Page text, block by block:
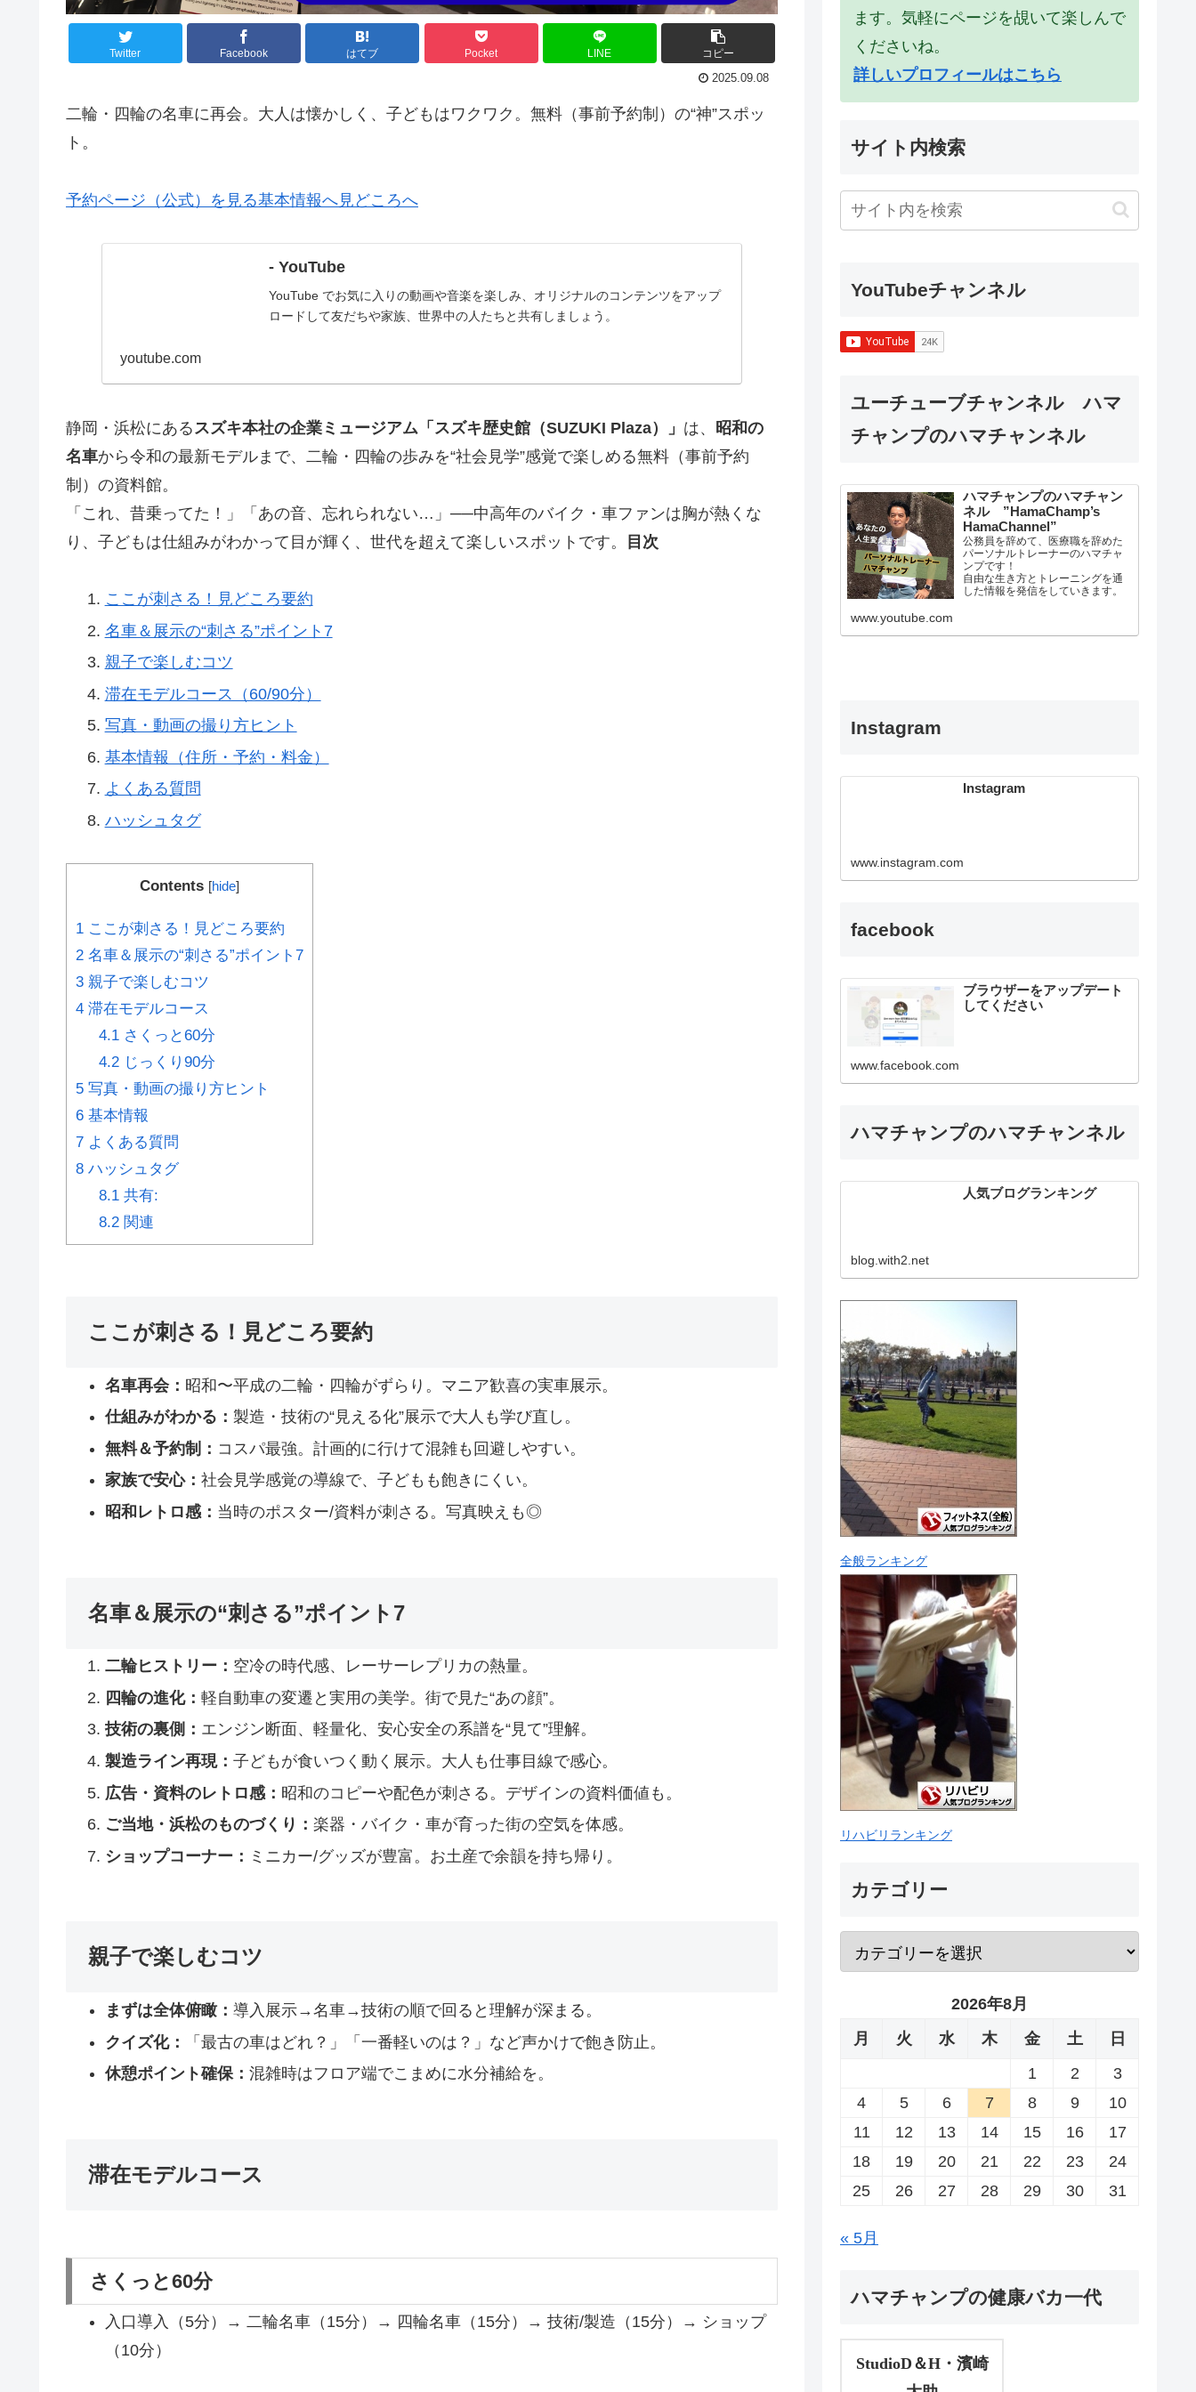
Twitter Facebook はてブ Pocket LINE コピー
2025.09.08
二輪・四輪の名車に再会。大人は懐かしく、子どもはワクワク。無料（事前予約制）の“神”スポッ
ト。
予約ページ（公式）を見る基本情報へ見どころへ
- YouTube
YouTube でお気に入りの動画や音楽を楽しみ、オリジナルのコンテンツをアップ
ロードして友だちや家族、世界中の人たちと共有しましょう。
youtube.com
静岡・浜松にある スズキ本社の企業ミュージアム「スズキ歴史館（SUZUKI Plaza）」 は、
昭和の
名車から令和の最新モデルまで、二輪・四輪の歩みを“社会見学”感覚で楽しめる無料（事前予約
制）の資料館。
「これ、昔乗ってた！」「あの音、忘れられない…」──中高年のバイク・車ファンは胸が熱くな
り、子どもは仕組みがわかって目が輝く、世代を超えて楽しいスポットです。
目次
ここが刺さる！見どころ要約
名車＆展示の“刺さる”ポイント7
親子で楽しむコツ
滞在モデルコース（60/90分）
写真・動画の撮り方ヒント
基本情報（住所・予約・料金）
よくある質問
ハッシュタグ
Contents [hide]
1 ここが刺さる！見どころ要約
2 名車＆展示の“刺さる”ポイント7
3 親子で楽しむコツ
4 滞在モデルコース
4.1さくっと60分
4.2じっくり90分
5 写真・動画の撮り方ヒント
6 基本情報
7 よくある質問
8 ハッシュタグ
8.1共有:
8.2関連
ここが刺さる！見どころ要約
名車再会： 昭和〜平成の二輪・四輪がずらり。マニア歓喜の実車展示。
仕組みがわかる： 製造・技術の“見える化”展示で大人も学び直し。
無料＆予約制： コスパ最強。計画的に行けて混雑も回避しやすい。
家族で安心： 社会見学感覚の導線で、子どもも飽きにくい。
昭和レトロ感： 当時のポスター/資料が刺さる。写真映えも◎
名車＆展示の“刺さる”ポイント7
二輪ヒストリー： 空冷の時代感、レーサーレプリカの熱量。
四輪の進化： 軽自動車の変遷と実用の美学。街で見た“あの顔”。
技術の裏側： エンジン断面、軽量化、安心安全の系譜を“見て”理解。
製造ライン再現： 子どもが食いつく動く展示。大人も仕事目線で感心。
広告・資料のレトロ感： 昭和のコピーや配色が刺さる。デザインの資料価値も。
ご当地・浜松のものづくり： 楽器・バイク・車が育った街の空気を体感。
ショップコーナー： ミニカー/グッズが豊富。お土産で余韻を持ち帰り。
親子で楽しむコツ
まずは全体俯瞰： 導入展示→名車→技術の順で回ると理解が深まる。
クイズ化：
「最古の車はどれ？」「一番軽いのは？」など声かけで飽き防止。
休憩ポイント確保： 混雑時はフロア端でこまめに水分補給を。
滞在モデルコース
さくっと60分
入口導入（5分）→ 二輪名車（15分）→ 四輪名車（15分）→ 技術/製造（15分）→ ショップ
（10分）
ます。気軽にページを覘いて楽しんで
くださいね。
詳しいプロフィールはこちら
サイト内検索
YouTubeチャンネル
ユーチューブチャンネル ハマ
チャンプのハマチャンネル
ハマチャンプのハマチャン
ネル ”HamaChamp’s
HamaChannel”
公務員を辞めて、医療職を辞めた
パーソナルトレーナーのハマチャ
ンプです！
自由な生き方とトレーニングを通
した情報を発信をしていきます。
www.youtube.com
Instagram
Instagram
www.instagram.com
facebook
ブラウザーをアップデート
してください
www.facebook.com
ハマチャンプのハマチャンネル
人気ブログランキング
blog.with2.net
全般ランキング
リハビリランキング
カテゴリー
2026年8月
月
火 水 木 金 土
日
1
2
3
4
5 6 7 8 9
10
11
12 13 14 15 16
17
18
19 20 21 22 23
24
25
26 27 28 29 30 31
« 5月
ハマチャンプの健康バカ一代
StudioD＆H・濱崎